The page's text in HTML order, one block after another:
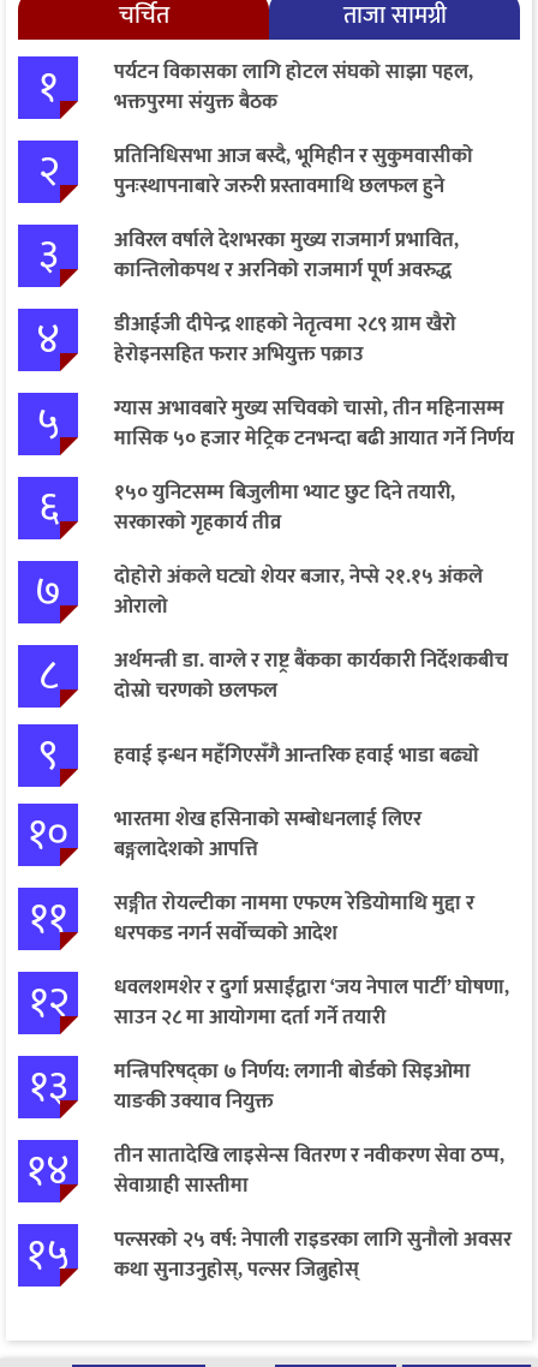
चर्चित ताजा सामग्री
१
पर्यटन विकासका लागि होटल संघको साझा पहल,
भक्तपुरमा संयुक्त बैठक
२
प्रतिनिधिसभा आज बस्दै, भूमिहीन र सुकुमवासीको
पुनःस्थापनाबारे जरुरी प्रस्तावमाथि छलफल हुने
३
अविरल वर्षाले देशभरका मुख्य राजमार्ग प्रभावित,
कान्तिलोकपथ र अरनिको राजमार्ग पूर्ण अवरुद्ध
४
डीआईजी दीपेन्द्र शाहको नेतृत्वमा २८९ ग्राम खैरो
हेरोइनसहित फरार अभियुक्त पक्राउ
५
ग्यास अभावबारे मुख्य सचिवको चासो, तीन महिनासम्म
मासिक ५० हजार मेट्रिक टनभन्दा बढी आयात गर्ने निर्णय
६
१५० युनिटसम्म बिजुलीमा भ्याट छुट दिने तयारी,
सरकारको गृहकार्य तीव्र
७
दोहोरो अंकले घट्यो शेयर बजार, नेप्से २१.१५ अंकले
ओरालो
८
अर्थमन्त्री डा. वाग्ले र राष्ट्र बैंकका कार्यकारी निर्देशकबीच
दोस्रो चरणको छलफल
९ हवाई इन्धन महँगिएसँगै आन्तरिक हवाई भाडा बढ्यो
१०
भारतमा शेख हसिनाको सम्बोधनलाई लिएर
बङ्गलादेशको आपत्ति
११
सङ्गीत रोयल्टीका नाममा एफएम रेडियोमाथि मुद्दा र
धरपकड नगर्न सर्वोच्चको आदेश
१२
धवलशमशेर र दुर्गा प्रसाईंद्वारा ‘जय नेपाल पार्टी’ घोषणा,
साउन २८ मा आयोगमा दर्ता गर्ने तयारी
१३
मन्त्रिपरिषद्का ७ निर्णय: लगानी बोर्डको सिइओमा
याङकी उक्याव नियुक्त
१४
तीन सातादेखि लाइसेन्स वितरण र नवीकरण सेवा ठप्प,
सेवाग्राही सास्तीमा
१५
पल्सरको २५ वर्ष: नेपाली राइडरका लागि सुनौलो अवसर
कथा सुनाउनुहोस्, पल्सर जित्नुहोस्